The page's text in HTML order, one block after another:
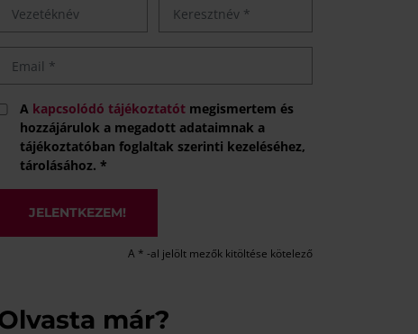
A kapcsolódó tájékoztatót megismertem és
hozzájárulok a megadott adataimnak a
tájékoztatóban foglaltak szerinti kezeléséhez,
tárolásához. *
JELENTKEZEM!
A * -al jelölt mezők kitöltése kötelező
már?